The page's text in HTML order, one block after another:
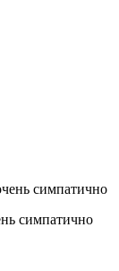
симпатично